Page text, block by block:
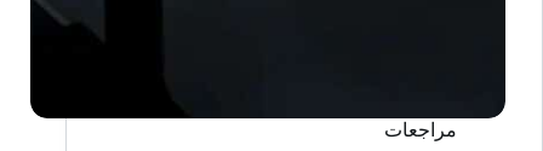
مراجعات